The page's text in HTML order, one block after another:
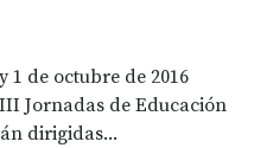
1 de octubre de 2016
Jornadas de Educación
dirigidas...